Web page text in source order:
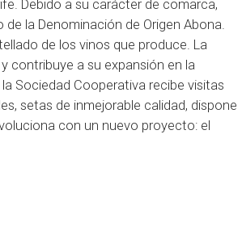
Debido a su carácter de comarca,
la Denominación de Origen Abona.
de los vinos que produce. La
contribuye a su expansión en la
Sociedad Cooperativa recibe visitas
setas de inmejorable calidad, dispone
con un nuevo proyecto: el